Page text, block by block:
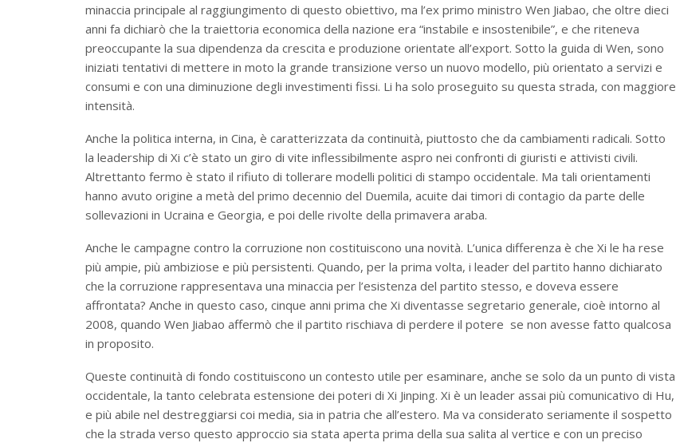
minaccia principale al raggiungimento di questo obiettivo, ma l’ex primo ministro Wen Jiabao, che oltre dieci
anni fa dichiarò che la traiettoria economica della nazione era “instabile e insostenibile”, e che riteneva
preoccupante la sua dipendenza da crescita e produzione orientate all’export. Sotto la guida di Wen, sono
iniziati tentativi di mettere in moto la grande transizione verso un nuovo modello, più orientato a servizi e
consumi e con una diminuzione degli investimenti fissi. Li ha solo proseguito su questa strada, con maggiore
intensità.
Anche la politica interna, in Cina, è caratterizzata da continuità, piuttosto che da cambiamenti radicali. Sotto
la leadership di Xi c’è stato un giro di vite inflessibilmente aspro nei confronti di giuristi e attivisti civili.
Altrettanto fermo è stato il rifiuto di tollerare modelli politici di stampo occidentale. Ma tali orientamenti
hanno avuto origine a metà del primo decennio del Duemila, acuite dai timori di contagio da parte delle
sollevazioni in Ucraina e Georgia, e poi delle rivolte della primavera araba.
Anche le campagne contro la corruzione non costituiscono una novità. L’unica differenza è che Xi le ha rese
più ampie, più ambiziose e più persistenti. Quando, per la prima volta, i leader del partito hanno dichiarato
che la corruzione rappresentava una minaccia per l’esistenza del partito stesso, e doveva essere
affrontata? Anche in questo caso, cinque anni prima che Xi diventasse segretario generale, cioè intorno al
2008, quando Wen Jiabao affermò che il partito rischiava di perdere il potere se non avesse fatto qualcosa
in proposito.
Queste continuità di fondo costituiscono un contesto utile per esaminare, anche se solo da un punto di vista
occidentale, la tanto celebrata estensione dei poteri di Xi Jinping. Xi è un leader assai più comunicativo di Hu,
e più abile nel destreggiarsi coi media, sia in patria che all’estero. Ma va considerato seriamente il sospetto
che la strada verso questo approccio sia stata aperta prima della sua salita al vertice e con un preciso